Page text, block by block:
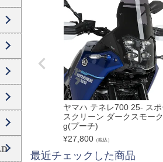
ヤマハ テネレ700 25- スポ
スクリーン ダークスモー
g(プーチ)
¥27,800 （税込）
最近チェックした商品